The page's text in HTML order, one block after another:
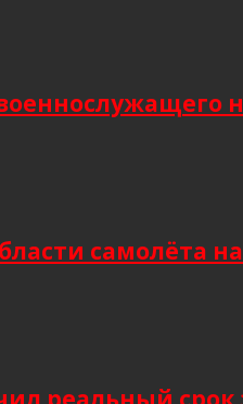
самолёта